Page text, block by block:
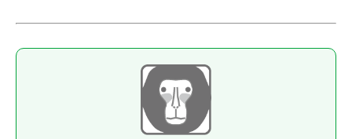
動物の種類から対策商品を選ぶ
キツネ対策